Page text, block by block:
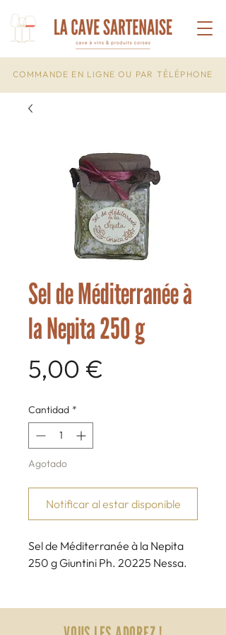
COMMANDE EN LIGNE OU PAR TÉLÉPHONE
Sel de Méditerranée à
la Nepita 250 g
5,00 €
Cantidad *
Agotado
Notificar al estar disponible
Sel de Méditerranée à la Nepita
250 g Giuntini Ph. 20225 Nessa.